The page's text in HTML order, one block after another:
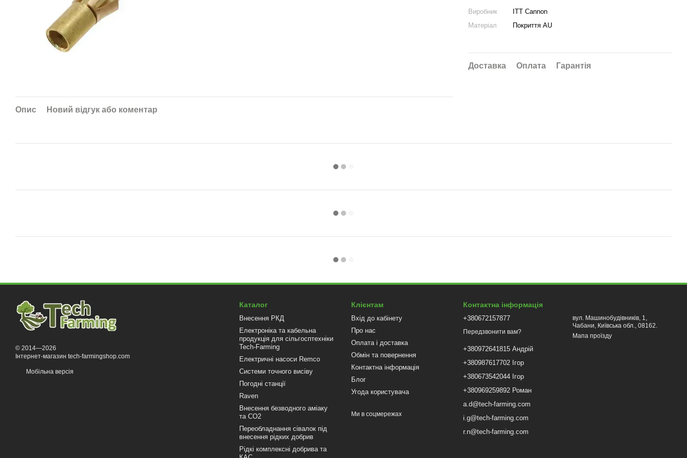
Виробник
ITT Cannon
Матеріал
Покриття AU
Доставка Оплата Гарантія
Опис Новий відгук або коментар
© 2014—2026
Інтернет-магазин tech-farmingshop.com
Мобільна версія
Каталог
Внесення РКД
Електроніка та кабельна
продукція для сільгосптехніки
Tech-Farming
Електричні насоси Remco
Системи точного висіву
Погодні станції
Raven
Внесення безводного аміаку
та CO2
Переобладнання сівалок під
внесення рідких добрив
Рідкі комплексні добрива та
Клієнтам
Вхід до кабінету
Про нас
Оплата і доставка
Обмін та повернення
Контактна інформація
Блог
Угода користувача
Ми в соцмережах
Контактна інформація
+380672157877
Передзвонити вам?
+380972641815 Андрій
+380987617702 Ігор
+380673542044 Ігор
+380969259892 Роман
a.d@tech-farming.com
i.g@tech-farming.com
r.n@tech-farming.com
вул. Машинобудівників, 1,
Чабани, Київська обл., 08162.
Мапа проїзду